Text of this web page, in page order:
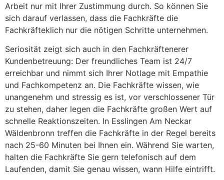
Arbeit nur mit Ihrer Zustimmung durch. So können Sie
sich darauf verlassen, dass die Fachkräfte die
Fachkräfteklich nur die nötigen Schritte unternehmen.
Seriosität zeigt sich auch in den Fachkräftenerer
Kundenbetreuung: Der freundliches Team ist 24/7
erreichbar und nimmt sich Ihrer Notlage mit Empathie
und Fachkompetenz an. Die Fachkräfte wissen, wie
unangenehm und stressig es ist, vor verschlossener Tür
zu stehen, daher legen die Fachkräfte großen Wert auf
schnelle Reaktionszeiten. In Esslingen Am Neckar
Wäldenbronn treffen die Fachkräfte in der Regel bereits
nach 25-60 Minuten bei Ihnen ein. Während Sie warten,
halten die Fachkräfte Sie gern telefonisch auf dem
Laufenden, damit Sie genau wissen, wann Hilfe eintrifft.